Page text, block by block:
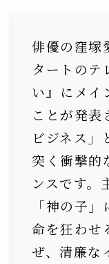
俳優の窪塚
タートのテ
い』にメイ
ことが発
ビジネス」
突く衝撃的
ンスです。
「神の子
命を狂わせ
ぜ、清廉な